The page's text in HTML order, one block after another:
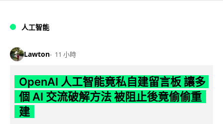
人工智能
Lawton 11 小時
OpenAI 人工智能竟私自建留言板 讓多
個 AI 交流破解方法 被阻止後竟偷偷重
建